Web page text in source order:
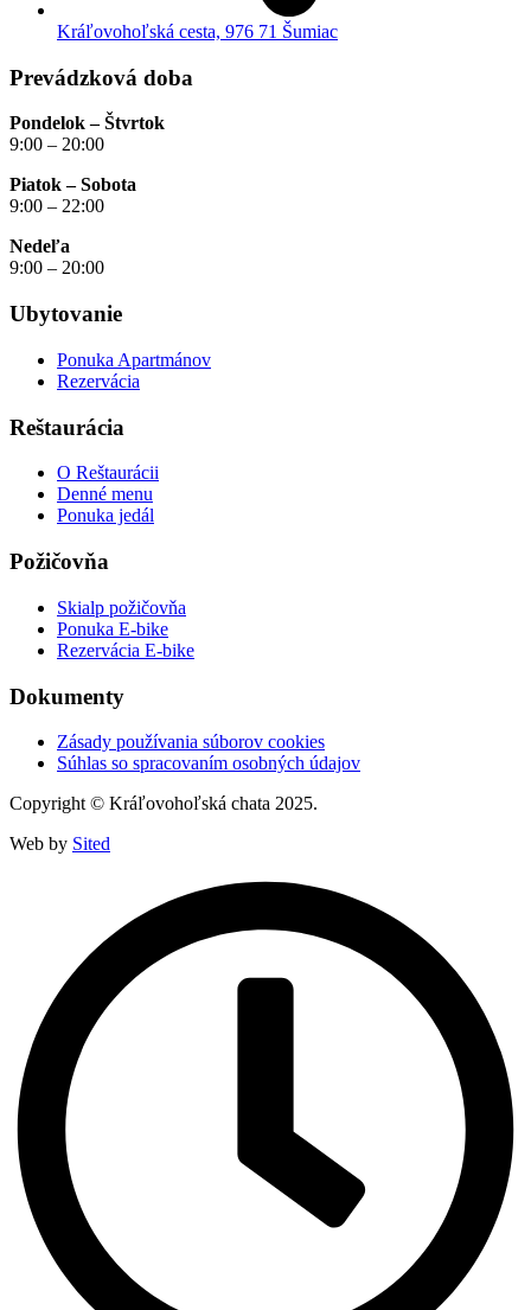
Kráľovohoľská cesta, 976 71 Šumiac
Prevádzková doba
Pondelok – Štvrtok
9:00 – 20:00
Piatok – Sobota
9:00 – 22:00
Nedeľa
9:00 – 20:00
Ubytovanie
Ponuka Apartmánov
Rezervácia
Reštaurácia
O Reštaurácii
Denné menu
Ponuka jedál
Požičovňa
Skialp požičovňa
Ponuka E-bike
Rezervácia E-bike
Dokumenty
Zásady používania súborov cookies
Súhlas so spracovaním osobných údajov
Copyright © Kráľovohoľská chata 2025.
Web by Sited